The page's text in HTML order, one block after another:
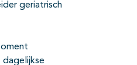
geriatrisch
dagelijkse